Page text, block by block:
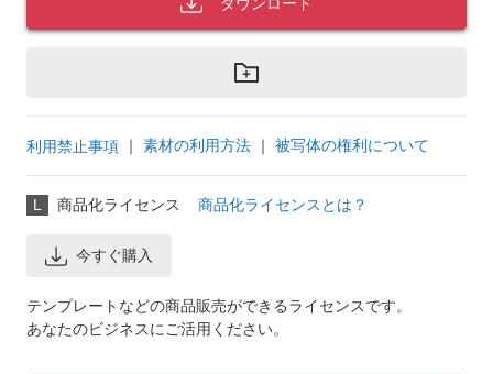
利用禁止事項 ｜ 素材の利用方法 ｜ 被写体の権利について
L 商品化ライセンス 商品化ライセンスとは？
今すぐ購入
テンプレートなどの商品販売ができるライセンスです。
あなたのビジネスにご活用ください。